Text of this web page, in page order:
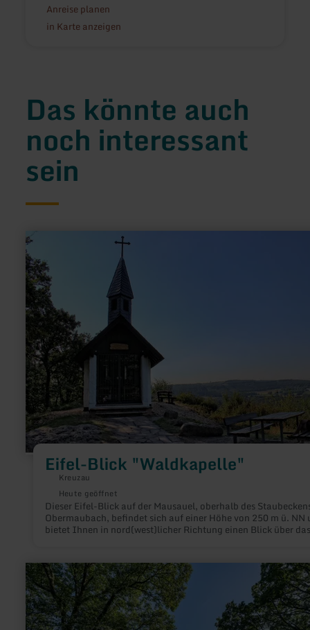
Anreise planen
in Karte anzeigen
Das könnte auch
noch interessant
sein
Eifel-Blick "Waldkapelle"
Kreuzau
Heute geöffnet
Dieser Eifel-Blick auf der Mausauel, oberhalb des
Obermaubach, befindet sich auf einer Höhe von 250 m ü. NN
bietet Ihnen in nord(west)licher Richtung einen Blick über das
mehr
erfahren
zu:
Eifel-
Blick
"Waldkapelle"
mehr
erfahren
zu:
SternenBlick:
Nideggen
"Nachtnatur"